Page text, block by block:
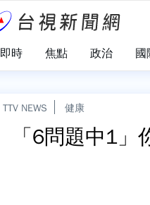
即時 焦點 政治 國
TTV NEWS 健康
「6問題中1